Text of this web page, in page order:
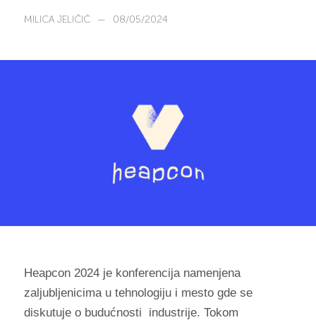
MILICA JELIČIĆ — 08/05/2024
Heapcon 2024 je konferencija namenjena
zaljubljenicima u tehnologiju i mesto gde se
diskutuje o budućnosti industrije. Tokom